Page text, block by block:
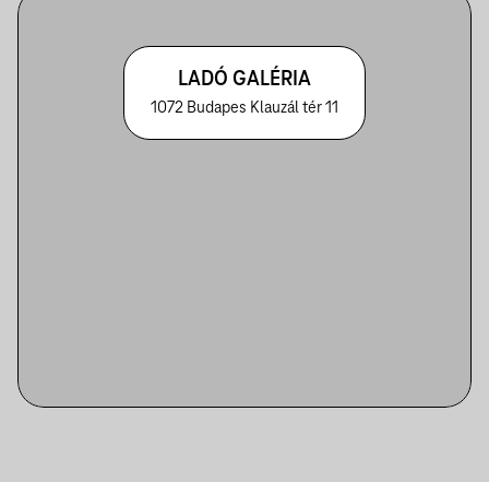
LADÓ GALÉRIA
1072 Budapes Klauzál tér 11